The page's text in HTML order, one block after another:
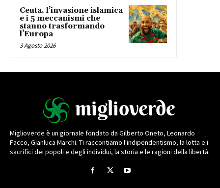
Ceuta, l’invasione islamica
e i 5 meccanismi che
stanno trasformando
l’Europa
3 Agosto 2026
Miglioverde è un giornale fondato da Gilberto Oneto, Leonardo
Facco, Gianluca Marchi. Ti raccontiamo l'indipendentismo, la lotta e i
sacrifici dei popoli e degli individui, la storia e le ragioni della libertà.